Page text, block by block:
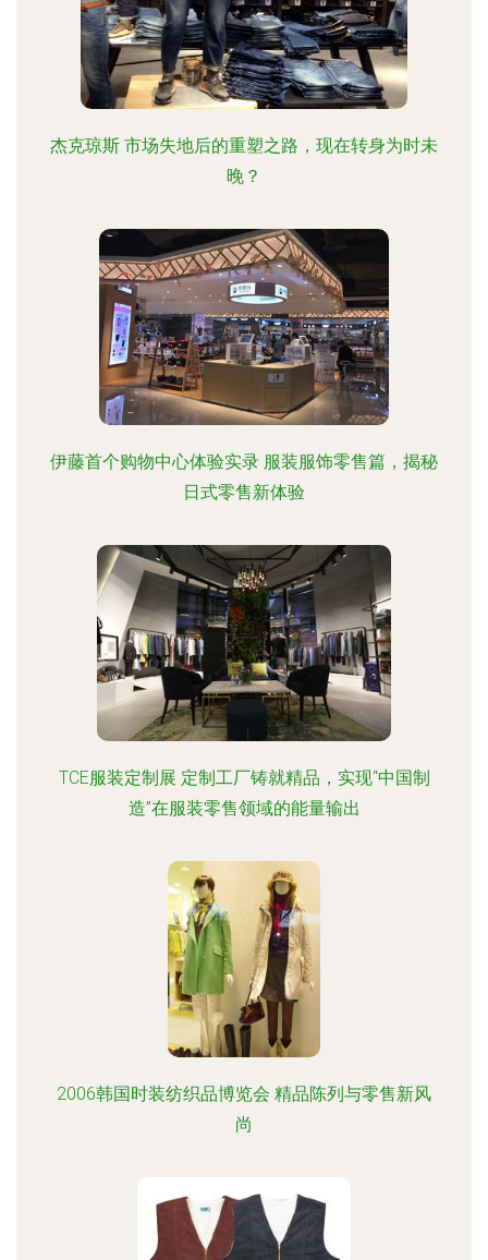
杰克琼斯 市场失地后的重塑之路，现在转身为时未
晚？
伊藤首个购物中心体验实录 服装服饰零售篇，揭秘
日式零售新体验
TCE服装定制展 定制工厂铸就精品，实现“中国制
造”在服装零售领域的能量输出
2006韩国时装纺织品博览会 精品陈列与零售新风
尚